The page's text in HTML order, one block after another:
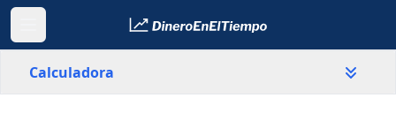
Calculadora